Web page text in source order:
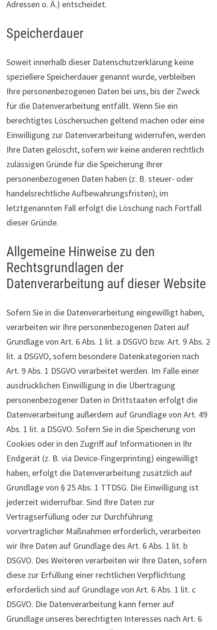
Adressen o. Ä.) entscheidet.
Speicherdauer
Soweit innerhalb dieser Datenschutzerklärung keine
speziellere Speicherdauer genannt wurde, verbleiben
Ihre personenbezogenen Daten bei uns, bis der Zweck
für die Datenverarbeitung entfällt. Wenn Sie ein
berechtigtes Löschersuchen geltend machen oder eine
Einwilligung zur Datenverarbeitung widerrufen, werden
Ihre Daten gelöscht, sofern wir keine anderen rechtlich
zulässigen Gründe für die Speicherung Ihrer
personenbezogenen Daten haben (z. B. steuer- oder
handelsrechtliche Aufbewahrungsfristen); im
letztgenannten Fall erfolgt die Löschung nach Fortfall
dieser Gründe.
Allgemeine Hinweise zu den
Rechtsgrundlagen der
Datenverarbeitung auf dieser Website
Sofern Sie in die Datenverarbeitung eingewilligt haben,
verarbeiten wir Ihre personenbezogenen Daten auf
Grundlage von Art. 6 Abs. 1 lit. a DSGVO bzw. Art. 9 Abs. 2
lit. a DSGVO, sofern besondere Datenkategorien nach
Art. 9 Abs. 1 DSGVO verarbeitet werden. Im Falle einer
ausdrücklichen Einwilligung in die Übertragung
personenbezogener Daten in Drittstaaten erfolgt die
Datenverarbeitung außerdem auf Grundlage von Art. 49
Abs. 1 lit. a DSGVO. Sofern Sie in die Speicherung von
Cookies oder in den Zugriff auf Informationen in Ihr
Endgerät (z. B. via Device-Fingerprinting) eingewilligt
haben, erfolgt die Datenverarbeitung zusätzlich auf
Grundlage von § 25 Abs. 1 TTDSG. Die Einwilligung ist
jederzeit widerrufbar. Sind Ihre Daten zur
Vertragserfüllung oder zur Durchführung
vorvertraglicher Maßnahmen erforderlich, verarbeiten
wir Ihre Daten auf Grundlage des Art. 6 Abs. 1 lit. b
DSGVO. Des Weiteren verarbeiten wir Ihre Daten, sofern
diese zur Erfüllung einer rechtlichen Verpflichtung
erforderlich sind auf Grundlage von Art. 6 Abs. 1 lit. c
DSGVO. Die Datenverarbeitung kann ferner auf
Grundlage unseres berechtigten Interesses nach Art. 6